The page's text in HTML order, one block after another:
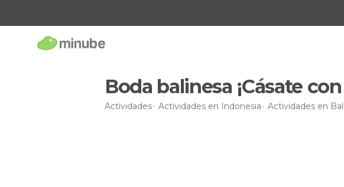
Boda balinesa ¡Cásate
Actividades Actividades en Indonesia Actividades en Bali